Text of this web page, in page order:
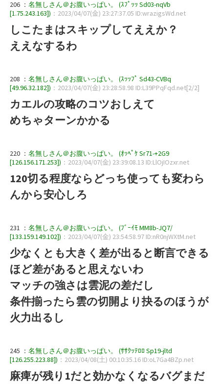
206 ： 名無しさん＠お腹いっぱい。 (ｽﾌﾟｯｯ Sd03-nqVb
[1.75.243.163]) ：2023/04/07(金) 23:27:37.05 ID:wrazigsWd.net
しこたまはスキップしてええか？
ええなするわ
208 ： 名無しさん＠お腹いっぱい。 (ｽｯｯﾌﾟ Sd43-CVBq
[49.96.32.182]) ：2023/04/07(金) 23:28:58.98 ID:L39PPqFqd.net[2/2]
カエルの攻略のコツおしえて
めちゃターンかかる
220 ： 名無しさん＠お腹いっぱい。 (ｵｯﾍﾟｹ Sr71-+2G9
[126.156.171.253]) ：2023/04/07(金) 23:39:08.13 ID:LlOjIOzxr.net
120切る程度ならどっち使っても変わら
んから安心しろ
231 ： 名無しさん＠お腹いっぱい。 (ﾌﾞｰｲﾓ MM8b-JQ7/
[133.159.149.102]) ：2023/04/07(金) 23:54:58.97 ID:nR0njWXtM.net
少なくとも大きく差が出ると断言できる
ほど差があると思えないわ
マッチの強さは雲泥の差だし
条件揃ったら雲の切開より抉るのほうが
火力出るし
245 ： 名無しさん＠お腹いっぱい。 (ｻｻｸｯﾃﾛﾛ Sp19-jltd
[126.255.223.88]) ：2023/04/08(土) 00:10:35.16 ID:oL7Ga4BZp.net
麻痺が残り1だと効かなくなるバグまだ